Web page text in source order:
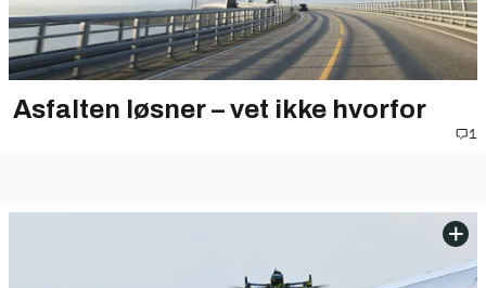
Asfalten løsner – vet ikke hvorfor
1